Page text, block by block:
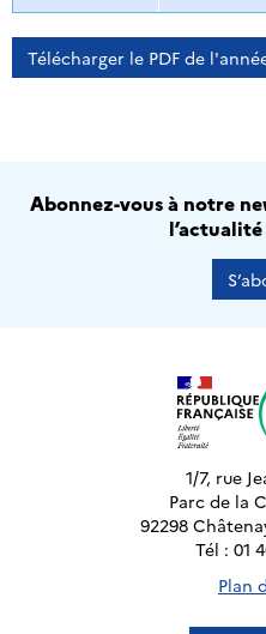
Télécharger le PDF de
Abonnez-vous à notre
1/7, rue
Parc de la
92298
Tél : 01
Plan